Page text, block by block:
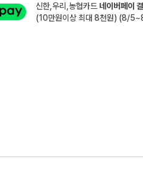
신한,우리,농협카드 네이버페이
(10만원이상 최대 8천원) (8/